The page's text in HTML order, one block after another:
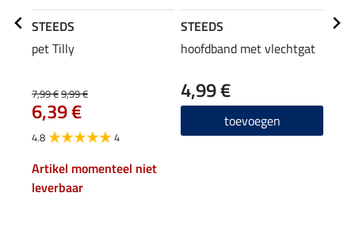
STEEDS
pet Tilly
7,99 €9,99 €
6,39 €
4.8 4
Artikel momenteel niet
leverbaar
STEEDS
hoofdband met vlechtgat
4,99 €
toevoegen